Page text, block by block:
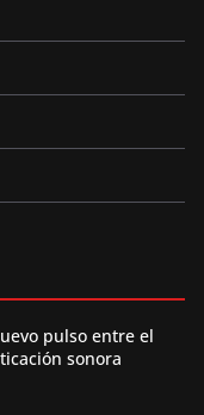
pulso entre el
sonora